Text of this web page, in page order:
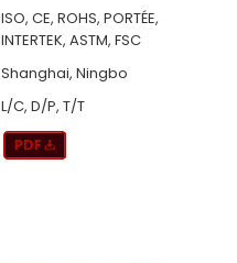
ISO, CE, ROHS, PORTÉE,
INTERTEK, ASTM, FSC
Shanghai, Ningbo
L/C, D/P, T/T